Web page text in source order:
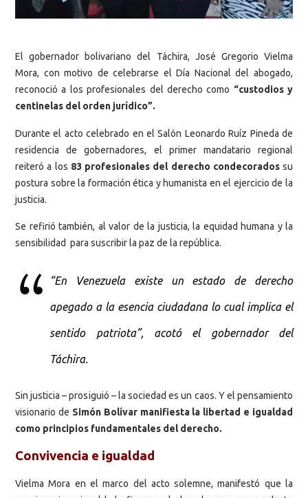
El gobernador bolivariano del Táchira, José Gregorio Vielma
Mora, con motivo de celebrarse el Día Nacional del abogado,
reconoció a los profesionales del derecho como “custodios y
centinelas del orden jurídico”.
Durante el acto celebrado en el Salón Leonardo Ruíz Pineda de
residencia de gobernadores, el primer mandatario regional
reiteró a los 83 profesionales del derecho condecoradossu
postura sobre la formación ética y humanista en el ejercicio de la
justicia.
Se refirió también, al valor de la justicia, la equidad humana y la
sensibilidad para suscribir la paz de la república.
“En Venezuela existe un estado de derecho
apegado a la esencia ciudadana lo cual implica el
sentido patriota”, acotó el gobernador del
Táchira.
Sin justicia – prosiguió – la sociedad es un caos. Y el pensamiento
visionario de Simón Bolívar manifiesta la libertad e igualdad
como principios fundamentales del derecho.
Convivencia e igualdad
Vielma Mora en el marco del acto solemne, manifestó que la